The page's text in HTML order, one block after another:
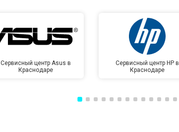
Сервисный центр Asus в
Краснодаре
Сервисный центр HP в
Краснодаре